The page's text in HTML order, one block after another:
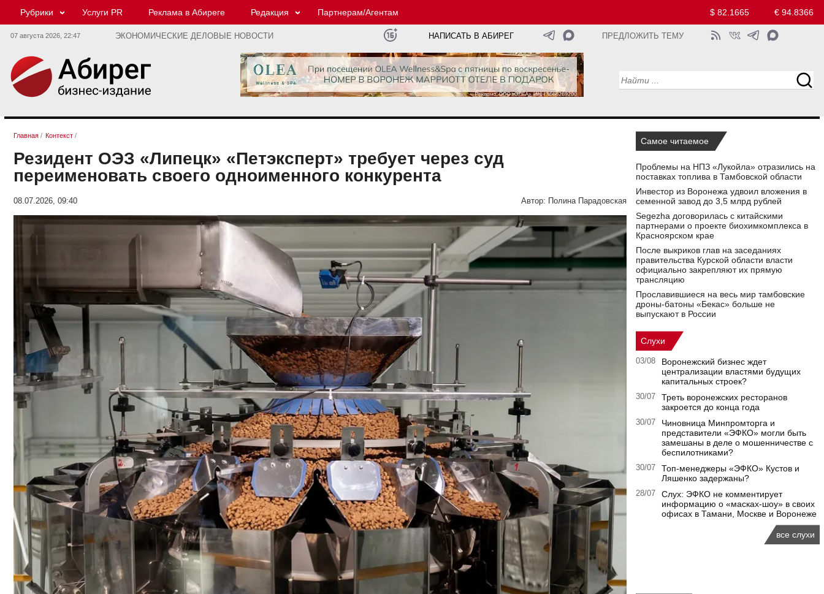
Рубрики Услуги PR Реклама в Абиреге Редакция Партнерам/Агентам $ 82.1665 € 94.8366
07 августа 2026, 22:47 ЭКОНОМИЧЕСКИЕ ДЕЛОВЫЕ НОВОСТИ НАПИСАТЬ В АБИРЕГ ПРЕДЛОЖИТЬ ТЕМУ
Главная / Контекст /
Резидент ОЭЗ «Липецк» «Петэксперт» требует через суд
переименовать своего одноименного конкурента
08.07.2026, 09:40 Автор: Полина Парадовская
Самое читаемое
Проблемы на НПЗ «Лукойла» отразились на
поставках топлива в Тамбовской области
Инвестор из Воронежа удвоил вложения в
семенной завод до 3,5 млрд рублей
Segezha договорилась с китайскими
партнерами о проекте биохимкомплекса в
Красноярском крае
После выкриков глав на заседаниях
правительства Курской области власти
официально закрепляют их прямую
трансляцию
Прославившиеся на весь мир тамбовские
дроны-батоны «Бекас» больше не
выпускают в России
Слухи
03/08
Воронежский бизнес ждет
централизации властями будущих
капитальных строек?
30/07
Треть воронежских ресторанов
закроется до конца года
30/07
Чиновница Минпромторга и
представители «ЭФКО» могли быть
замешаны в деле о мошенничестве с
беспилотниками?
30/07
Топ-менеджеры «ЭФКО» Кустов и
Ляшенко задержаны?
28/07
Слух: ЭФКО не комментирует
информацию о «масках-шоу» в своих
офисах в Тамани, Москве и Воронеже
все слухи